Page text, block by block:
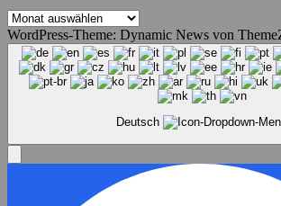
Archiv
WordPress-Theme: Dynamic News von
Deutsch